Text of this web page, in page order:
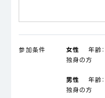
参加条件 女性 年齢：
独身の方
男性 年齢：
独身の方